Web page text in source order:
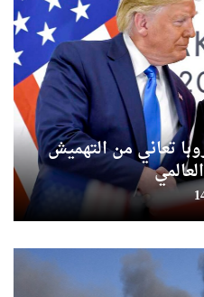
تعاني من التهميش